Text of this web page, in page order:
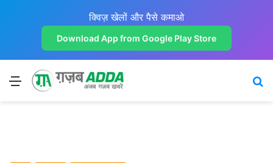
क्विज़ खेलों और पैसे कमाओ
Download App from Google Play Store
Menu